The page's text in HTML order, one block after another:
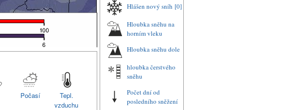
Tepl.
vzduchu
Počasí
Hlášen nový sníh [0]
Hloubka sněhu na
horním vleku
Hloubka sněhu dole
hloubka čerstvého
sněhu
Počet dní od
posledního sněžení